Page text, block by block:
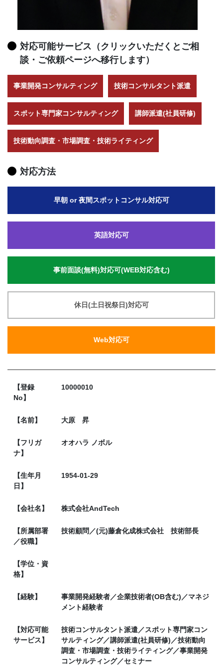
対応可能サービス（クリックいただくとご相
談・ご依頼ページへ移行します）
事業開発コンサルティング 技術コンサルタント派遣
スポット専門家コンサルティング 講師派遣(社員研修)
技術動向調査・市場調査・技術ライティング
対応方法
早朝 or 夜間スポットコンサル対応可
英語対応可
事前面談(無料)対応可(WEB対応含む)
休日(土日祝祭日)対応可
Web対応可
【登録
No】
10000010
【名前】 大原 昇
【フリガ
ナ】
オオハラ ノボル
【生年月
日】
1954-01-29
【会社名】 株式会社AndTech
【所属部署
／役職】
技術顧問／(元)藤倉化成株式会社 技術部長
【学位・資
格】
【経験】
事業開発経験者／企業技術者(OB含む)／マネジ
メント経験者
【対応可能
サービス】
技術コンサルタント派遣／スポット専門家コン
サルティング／講師派遣(社員研修)／技術動向
調査・市場調査・技術ライティング／事業開発
コンサルティング／セミナー